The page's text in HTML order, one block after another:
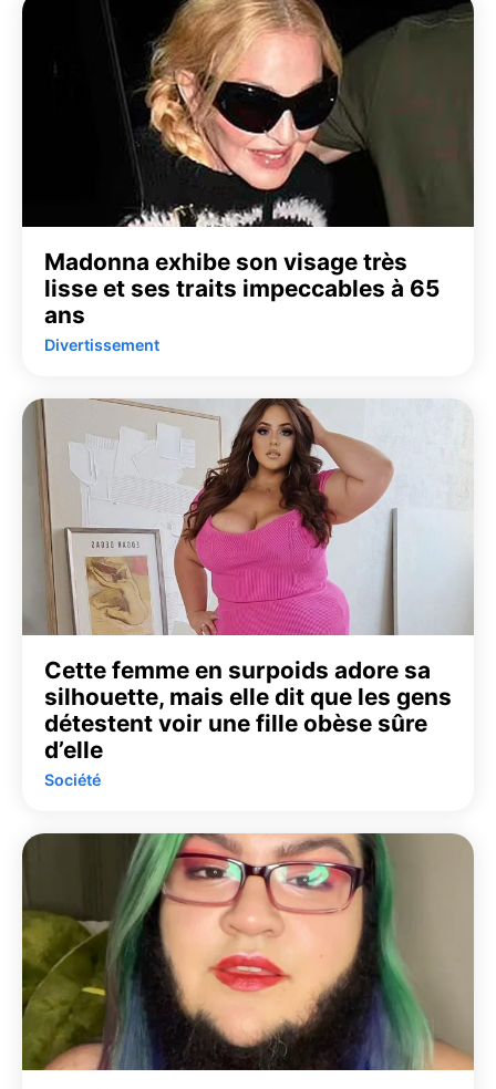
Madonna exhibe son visage très
lisse et ses traits impeccables à 65
ans
Divertissement
Cette femme en surpoids adore sa
silhouette, mais elle dit que les gens
détestent voir une fille obèse sûre
d’elle
Société